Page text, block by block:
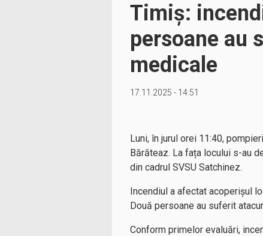
Timiș:
persoane au
medicale
17.11.2025 - 14:51
Luni, în jurul orei 11:40,
Bărăteaz. La fața locului s-au
din cadrul SVSU Satchinez.
Incendiul a afectat acoperișul
Două persoane au suferit
Conform primelor evaluări,